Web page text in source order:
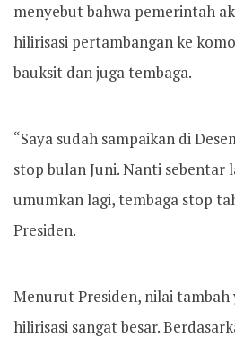
menyebut bahwa pemerintah
hilirisasi pertambangan ke
bauksit dan juga tembaga.
“Saya sudah sampaikan di
stop bulan Juni. Nanti sebentar
umumkan lagi, tembaga stop
Presiden.
Menurut Presiden, nilai
hilirisasi sangat besar.